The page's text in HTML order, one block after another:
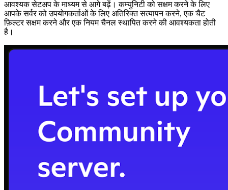
आवश्यक सेटअप के माध्यम से आगे बढ़ें। कम्युनिटी को सक्षम करने के लिए
आपके सर्वर को उपयोगकर्ताओं के लिए अतिरिक्त सत्यापन करने, एक चैट
फ़िल्टर सक्षम करने और एक नियम चैनल स्थापित करने की आवश्यकता होती
है।